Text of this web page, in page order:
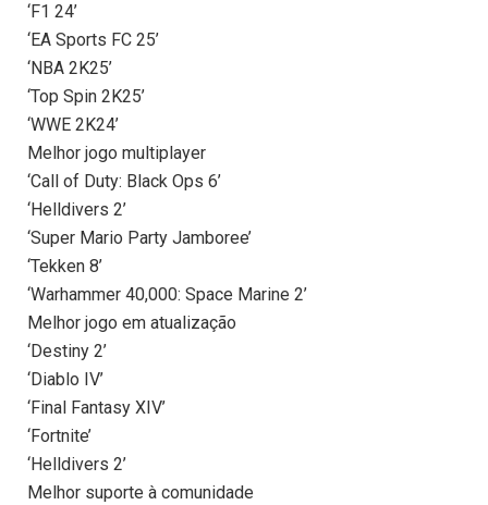
‘F1 24’
‘EA Sports FC 25’
‘NBA 2K25’
‘Top Spin 2K25’
‘WWE 2K24’
Melhor jogo multiplayer
‘Call of Duty: Black Ops 6’
‘Helldivers 2’
‘Super Mario Party Jamboree’
‘Tekken 8’
‘Warhammer 40,000: Space Marine 2’
Melhor jogo em atualização
‘Destiny 2’
‘Diablo IV’
‘Final Fantasy XIV’
‘Fortnite’
‘Helldivers 2’
Melhor suporte à comunidade